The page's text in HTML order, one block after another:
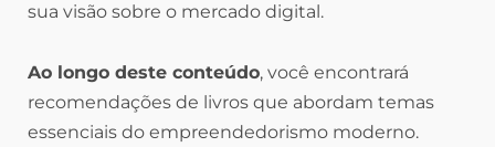
sua visão sobre o mercado digital.
Ao longo deste conteúdo, você encontrará
recomendações de livros que abordam temas
essenciais do empreendedorismo moderno.